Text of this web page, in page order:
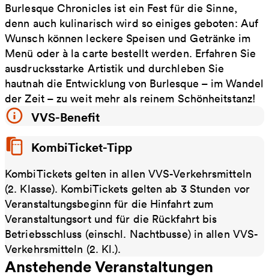
Burlesque Chronicles ist ein Fest für die Sinne,
denn auch kulinarisch wird so einiges geboten: Auf
Wunsch können leckere Speisen und Getränke im
Menü oder à la carte bestellt werden. Erfahren Sie
ausdrucksstarke Artistik und durchleben Sie
hautnah die Entwicklung von Burlesque – im Wandel
der Zeit – zu weit mehr als reinem Schönheitstanz!
VVS-Benefit
KombiTicket-Tipp
KombiTickets gelten in allen VVS-Verkehrsmitteln
(2. Klasse). KombiTickets gelten ab 3 Stunden vor
Veranstaltungsbeginn für die Hinfahrt zum
Veranstaltungsort und für die Rückfahrt bis
Betriebsschluss (einschl. Nachtbusse) in allen VVS-
Verkehrsmitteln (2. Kl.).
Anstehende Veranstaltungen